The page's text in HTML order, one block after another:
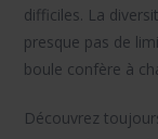
difficiles. La
presque pas de
boule confère à
Découvrez